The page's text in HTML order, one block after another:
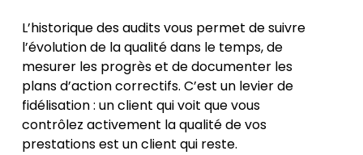
L’historique des audits vous permet de suivre
l’évolution de la qualité dans le temps, de
mesurer les progrès et de documenter les
plans d’action correctifs. C’est un levier de
fidélisation : un client qui voit que vous
contrôlez activement la qualité de vos
prestations est un client qui reste.